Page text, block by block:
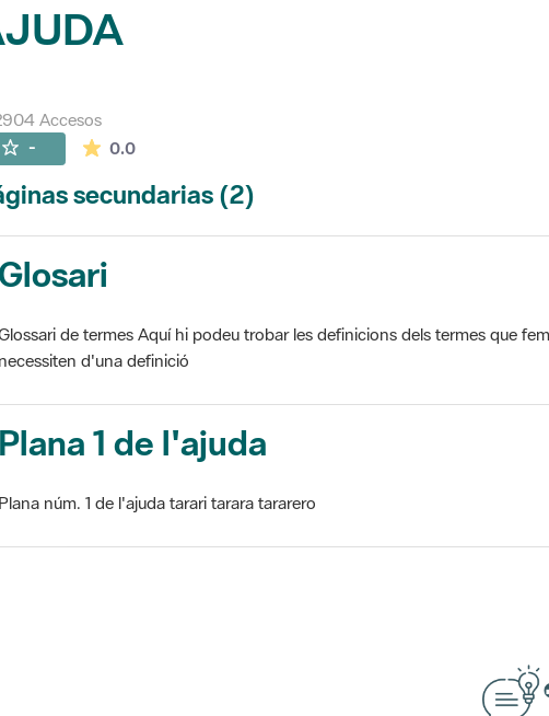
Accesos
- 0.0La valoración media es de 0 estrellas de 5.
secundarias (2)
Glosari
de termes Aquí hi podeu trobar les definicions dels termes que
necessiten d'una definició
Plana 1 de l'ajuda
Plana núm. 1 de l'ajuda tarari tarara tararero